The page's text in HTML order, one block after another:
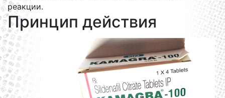
реакции.
Принцип действия